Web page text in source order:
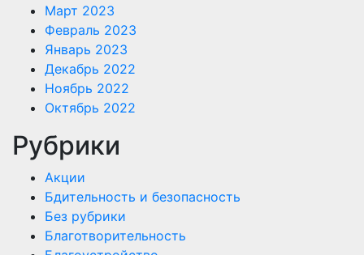
Март 2023
Февраль 2023
Январь 2023
Декабрь 2022
Ноябрь 2022
Октябрь 2022
Рубрики
Акции
Бдительность и безопасность
Без рубрики
Благотворительность